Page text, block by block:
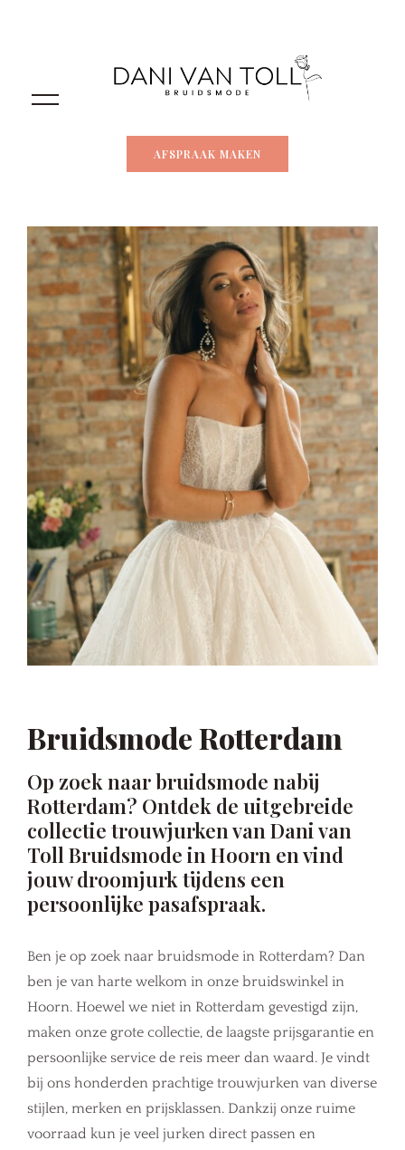
AFSPRAAK MAKEN
Bruidsmode Rotterdam
Op zoek naar bruidsmode nabij
Rotterdam? Ontdek de uitgebreide
collectie trouwjurken van Dani van
Toll Bruidsmode in Hoorn en vind
jouw droomjurk tijdens een
persoonlijke pasafspraak.
Ben je op zoek naar bruidsmode in Rotterdam? Dan
ben je van harte welkom in onze bruidswinkel in
Hoorn. Hoewel we niet in Rotterdam gevestigd zijn,
maken onze grote collectie, de laagste prijsgarantie en
persoonlijke service de reis meer dan waard. Je vindt
bij ons honderden prachtige trouwjurken van diverse
stijlen, merken en prijsklassen. Dankzij onze ruime
voorraad kun je veel jurken direct passen en